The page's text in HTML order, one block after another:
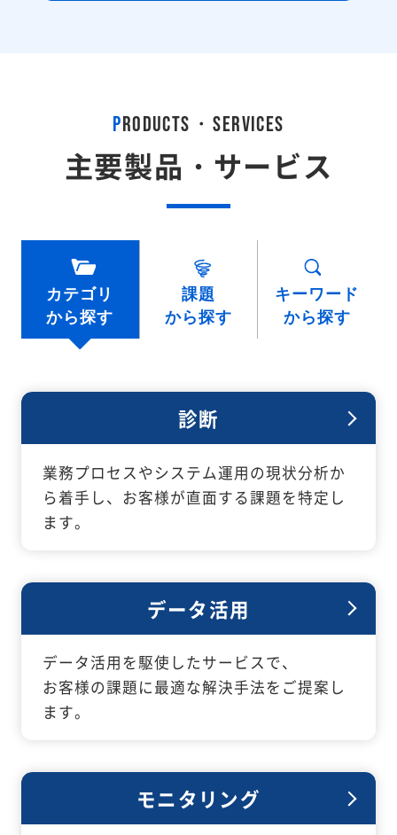
PRODUCTS・SERVICES
主要製品・サービス
カテゴリ
から探す
課題
から探す
キーワード
から探す
診断
業務プロセスやシステム運用の現状分析か
ら着手し、お客様が直面する課題を特定し
ます。
データ活用
データ活用を駆使したサービスで、
お客様の課題に最適な解決手法をご提案し
ます。
モニタリング